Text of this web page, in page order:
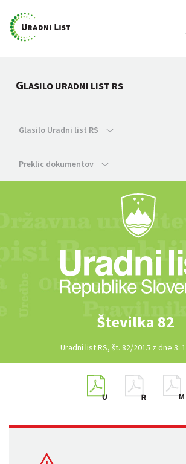
GLASILO URADNI LIST RS
Glasilo Uradni list RS
Preklic dokumentov
Številka 82
Uradni list RS, št. 82/2015 z dne 3.